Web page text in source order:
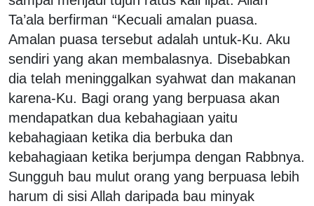
Ta’ala berfirman “Kecuali amalan puasa.
Amalan puasa tersebut adalah untuk-Ku. Aku
sendiri yang akan membalasnya. Disebabkan
dia telah meninggalkan syahwat dan makanan
karena-Ku. Bagi orang yang berpuasa akan
mendapatkan dua kebahagiaan yaitu
kebahagiaan ketika dia berbuka dan
kebahagiaan ketika berjumpa dengan Rabbnya.
Sungguh bau mulut orang yang berpuasa lebih
harum di sisi Allah daripada bau minyak